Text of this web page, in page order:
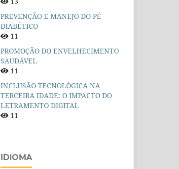
PREVENÇÃO E MANEJO DO PÉ
DIABÉTICO
11
PROMOÇÃO DO ENVELHECIMENTO
SAUDÁVEL
11
INCLUSÃO TECNOLÓGICA NA
TERCEIRA IDADE: O IMPACTO DO
LETRAMENTO DIGITAL
11
IDIOMA